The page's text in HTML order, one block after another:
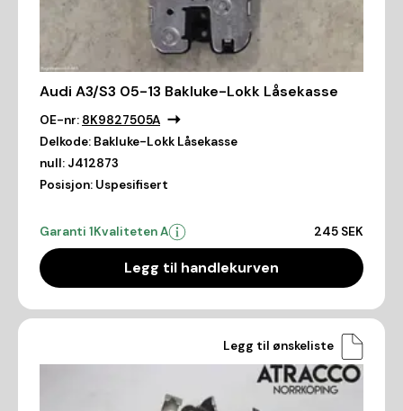
Audi A3/S3 05-13 Bakluke-Lokk Låsekasse
OE-nr: 8K9827505A
Delkode: Bakluke-Lokk Låsekasse
null: J412873
Posisjon: Uspesifisert
Garanti 1Kvaliteten A 245 SEK
Legg til handlekurven
Legg til ønskeliste